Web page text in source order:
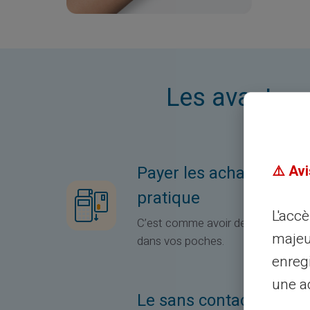
Les
Payer les achats de
pratique
C’est comme avoir de la
dans vos poches.
Le sans contact: idéal
⚠️
une